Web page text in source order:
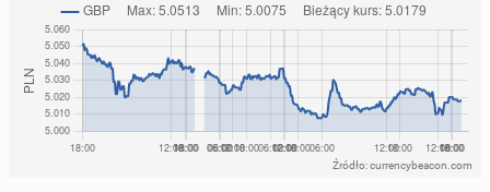
Źródło: currencybeacon.com